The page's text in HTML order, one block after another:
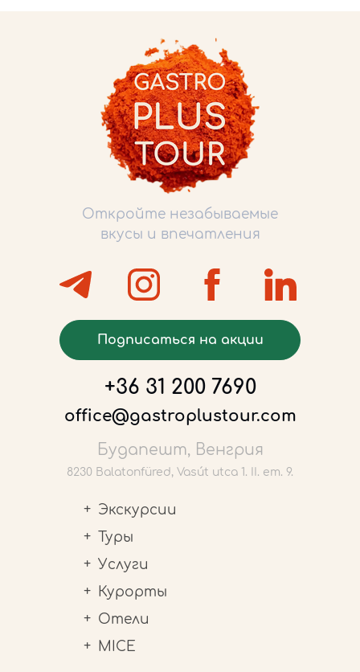
Откройте незабываемые
вкусы и впечатления
Подписаться на акции
+36 31 200 7690
office@gastroplustour.com
Будапешт, Венгрия
8230 Balatonfüred, Vasút utca 1. II. em. 9.
Экскурсии
Туры
Услуги
Курорты
Отели
MICE